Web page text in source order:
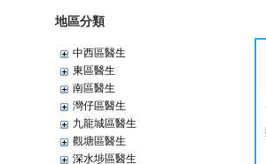
地區分類
中西區醫生
東區醫生
南區醫生
灣仔區醫生
九龍城區醫生
觀塘區醫生
深水埗區醫生